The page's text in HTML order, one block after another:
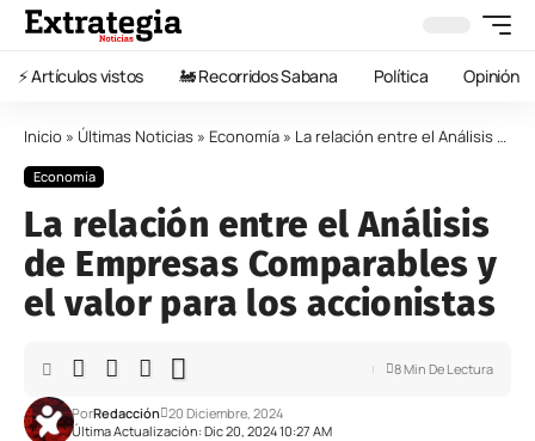
⚡️ Artículos vistos 🚂 Recorridos Sabana Política Opinión
Inicio » Últimas Noticias » Economía » La relación entre el Análisis de Empresas Comparables y el valor para los accionistas
Economía
La relación entre el Análisis
de Empresas Comparables y
el valor para los accionistas
Última Actualización: Dic 20, 2024 10:27 AM
PorRedacción 20 Diciembre, 2024
8 Min De Lectura